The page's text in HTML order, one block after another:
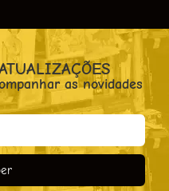
as novidades